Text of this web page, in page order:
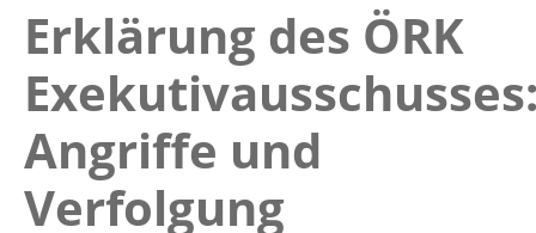
Erklärung des ÖRK
Angriffe und
Verfolgung